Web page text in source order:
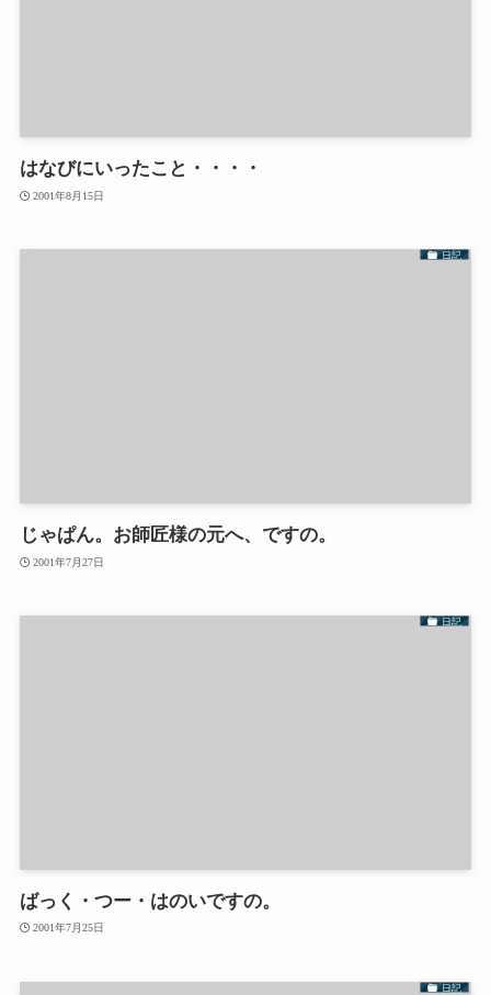
はなびにいったこと・・・・
2001年8月15日
日記
じゃぱん。お師匠様の元へ、ですの。
2001年7月27日
日記
ばっく・つー・はのいですの。
2001年7月25日
日記